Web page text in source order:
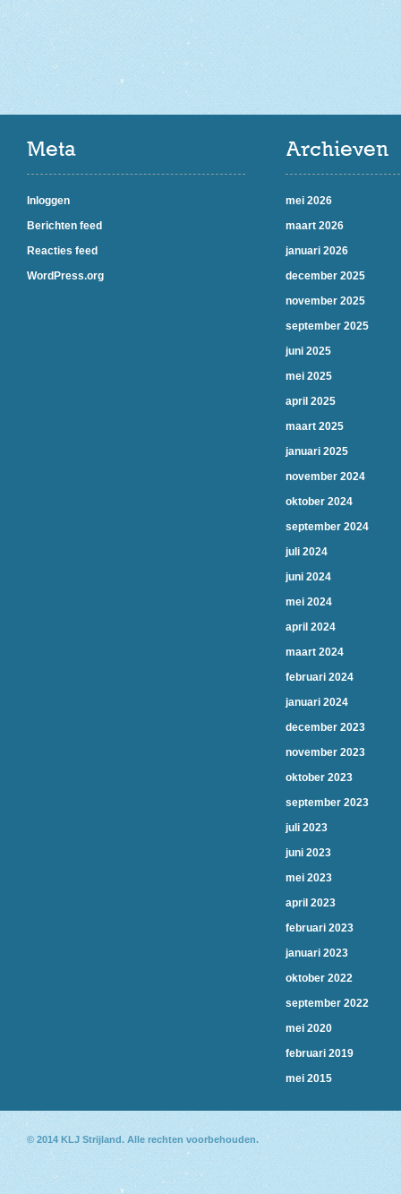
Meta
Inloggen
Berichten feed
Reacties feed
WordPress.org
Archieven
mei 2026
maart 2026
januari 2026
december 2025
november 2025
september 2025
juni 2025
mei 2025
april 2025
maart 2025
januari 2025
november 2024
oktober 2024
september 2024
juli 2024
juni 2024
mei 2024
april 2024
maart 2024
februari 2024
januari 2024
december 2023
november 2023
oktober 2023
september 2023
juli 2023
juni 2023
mei 2023
april 2023
februari 2023
januari 2023
oktober 2022
september 2022
mei 2020
februari 2019
mei 2015
© 2014KLJ Strijland. Alle rechten voorbehouden.